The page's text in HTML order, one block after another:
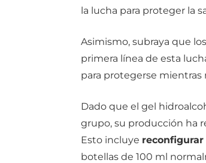
la lucha para proteger la
Asimismo, subraya que los
primera línea de esta
para protegerse mientras
Dado que el gel
grupo, su producción ha
Esto incluye
botellas de 100 ml